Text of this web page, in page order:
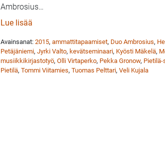
Ambrosius…
Lue lisää
Avainsanat: 2015, ammattitapaamiset, Duo Ambrosius,
Petäjäniemi, Jyrki Valto, kevätseminaari, Kyösti Mäkelä,
musiikkikirjastotyö, Olli Virtaperko, Pekka Gronow, Pietilä-
Pietilä, Tommi Viitamies, Tuomas Pelttari, Veli Kujala